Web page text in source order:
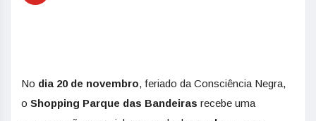
No dia 20 de novembro, feriado da Consciência Negra,
o Shopping Parque das Bandeiras recebe uma